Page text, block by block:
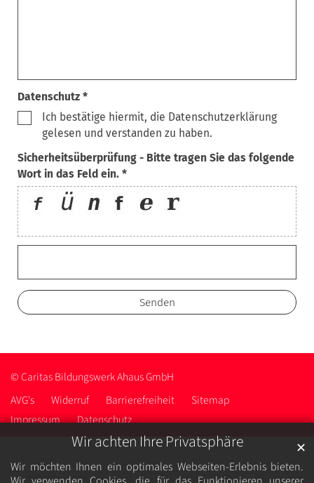
Wir achten Ihre Privatsphäre
Wir möchten Ihnen ein optimales Webseiten-Erlebnis bieten.
✕
Datenschutz *
Ich bestätige hiermit, die Datenschutzerklärung
gelesen und verstanden zu haben.
Sicherheitsüberprüfung - Bitte tragen Sie das folgende
Wort in das Feld ein. *
© Caritas Bildungswerk Ahaus GmbH
AVG's
Widerruf Barrierefreiheit
Sitemap
Impressum
Datenschutz